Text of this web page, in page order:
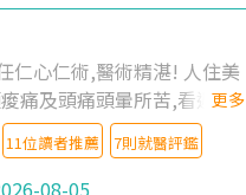
仁心仁術,醫術精湛! 人住美
痛及頭痛頭暈所苦,看遍名醫
查,也嘗試過西醫打針,中醫
治療都沒有用,後來連吃到嗎
果有限,只是壓症狀,沒多久就
更多
11位讀者推薦 7則就醫評鑑
08-05